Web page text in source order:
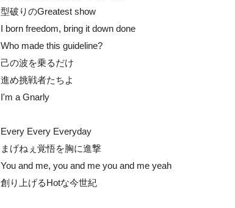
型破りのGreatest show
I born freedom, bring it down done
Who made this guideline?
己の波を乗るだけ
進め挑戦者たちよ
I'm a Gnarly
Every Every Everyday
まげねぇ覚悟を胸に進撃
You and me, you and me you and me yeah
創り上げるHotな今世紀